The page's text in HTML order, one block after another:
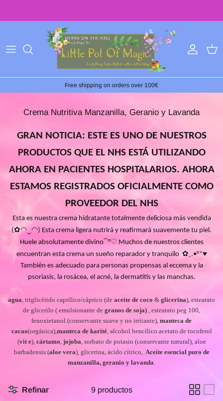
Free shipping on orders over 100€
Crema Nutritiva Manzanilla, Geranio y Lavanda
GRAN NOTICIA: ESTE ES UNO DE NUESTROS
PRODUCTOS QUE EL NHS ESTÁ UTILIZANDO
AHORA EN PACIENTES HOSPITALARIOS. AHORA
ESTAMOS REGISTRADOS OFICIALMENTE COMO
PROVEEDOR DEL NHS
Esta es nuestra crema hidratante totalmente deliciosa más vendida
(✿◠‿◠) Esta crema ligera nutrirá y reafirmará suavemente tu piel.
Huele absolutamente divino⁀°♡ Muchos de nuestros clientes
encuentran esta crema un sueño reparador y tranquilo ✿¸.•°*♥
También es adecuado para personas propensas al eccema y la
psoriasis, la rosácea, el acné, la dermatitis y las manchas.
agua, triglicérido caprílico/cáprico (de aceite de coco & glicerina), estearato
de glicerilo ( emulsionante de granos de soja) , estearato peg 100,
fenoxietanol (conservante suave y no irritante), manteca de
cacao(orgánica),manteca de karité, alcohol bencílico.acetato de tocoferol
(vit e), cártamo, jojoba, sorbato de potasio (conservante natural), aloe
barbadensis (aloe vera), glicerina, ácido cítrico, Aceite esencial puro de
manzanilla, geranio y lavanda.
Refinar 9 productos